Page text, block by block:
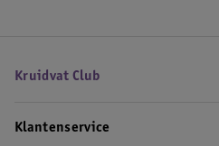
Kruidvat Club
Klantenservice